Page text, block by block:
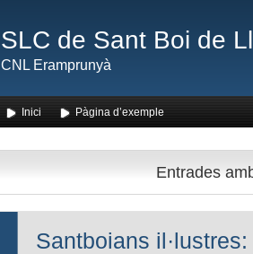
SLC de Sant Boi de
CNL Eramprunyà
Inici Pàgina d’exemple
Entrades
Santboians